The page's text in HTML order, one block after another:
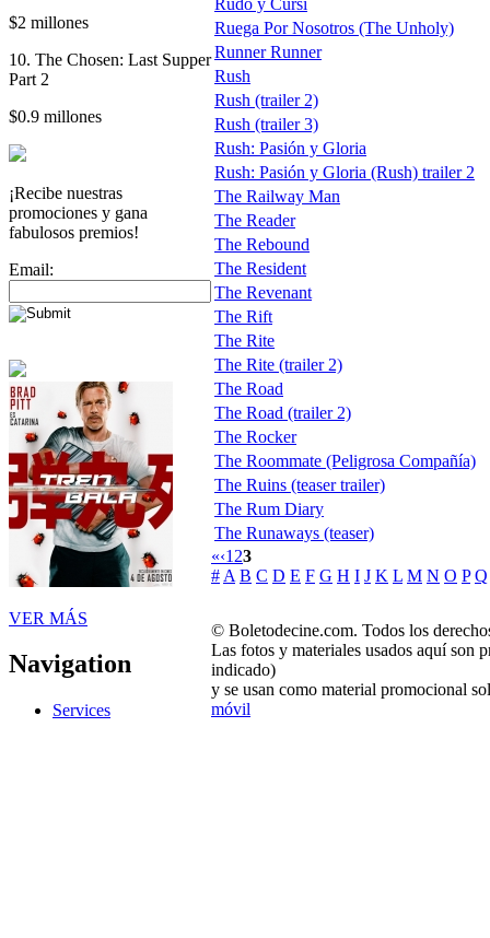
$2 millones
10. The Chosen: Last Supper
Part 2
$0.9 millones
¡Recibe nuestras
promociones y gana
fabulosos premios!
Email:
VER MÁS
Navigation
Services
Rudo y Cursi
Ruega Por Nosotros (The Unholy)
Runner Runner
Rush
Rush (trailer 2)
Rush (trailer 3)
Rush: Pasión y Gloria
Rush: Pasión y Gloria (Rush) trailer 2
The Railway Man
The Reader
The Rebound
The Resident
The Revenant
The Rift
The Rite
The Rite (trailer 2)
The Road
The Road (trailer 2)
The Rocker
The Roommate (Peligrosa Compañía)
The Ruins (teaser trailer)
The Rum Diary
The Runaways (teaser)
«‹1 23
# A B C D E F G H I J K L M N O P Q
© Boletodecine.com. Todos los
Las fotos y materiales usados aquí son
indicado)
y se usan como material promocional
móvil